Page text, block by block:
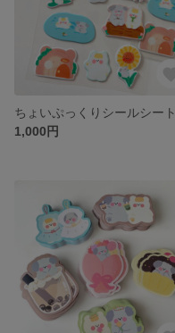
ちょいぷっくりシールシート
1,000円